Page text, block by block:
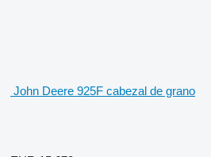
John Deere 925F cabezal de grano